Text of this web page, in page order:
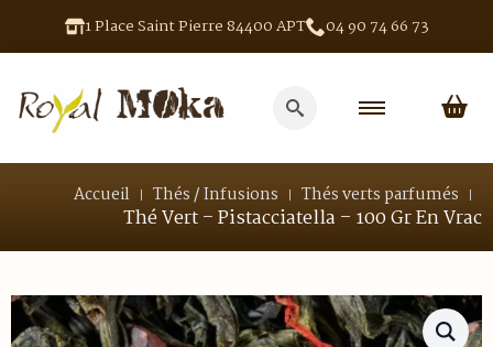
1 Place Saint Pierre 84400 APT 04 90 74 66 73
for:
Accueil Thés / Infusions Thés verts parfumés
Thé Vert – Pistacciatella – 100 Gr En Vrac